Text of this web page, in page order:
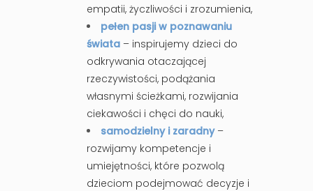
empatii, życzliwości i zrozumienia,
pełen pasji w poznawaniu
świata – inspirujemy dzieci do
odkrywania otaczającej
rzeczywistości, podążania
własnymi ścieżkami, rozwijania
ciekawości i chęci do nauki,
samodzielny i zaradny –
rozwijamy kompetencje i
umiejętności, które pozwolą
dzieciom podejmować decyzje i